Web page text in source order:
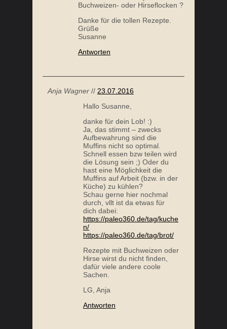
Buchweizen- oder Hirseflocken ?
Danke für die tollen Rezepte.
Grüße
Susanne
Antworten
Anja Wagner // 23.07.2016
Hallo Susanne,
danke für dein Lob! :)
Ja, das stimmt – zwecks
Aufbewahrung sind die
Muffins nicht so optimal.
Schnell essen bzw teilen wird
die Lösung sein ;) Oder du
hast eine Möglichkeit die
Muffins auf Arbeit (bzw. in der
Küche) zu kühlen?
Schau gerne hier nochmal
durch, vllt ist da etwas für
dich dabei:
https://paleo360.de/tag/kuche
n/
https://paleo360.de/tag/brot/
Rezepte mit Buchweizen oder
Hirse wirst du nicht finden,
dafür viele andere coole
Sachen.
LG, Anja
Antworten